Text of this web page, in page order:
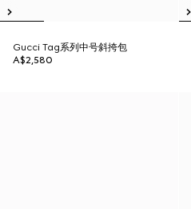
Gucci Tag系列中号斜挎包
A$2,580